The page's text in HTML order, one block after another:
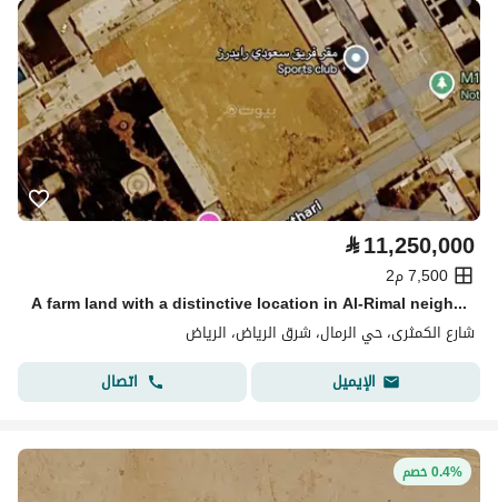
⃁11,250,000
7,500 م2
A farm land with a distinctive location in Al-Rimal neighborhood
شارع الكمثرى، حي الرمال، شرق الرياض، الرياض
الإيميل
اتصال
0.4% خصم